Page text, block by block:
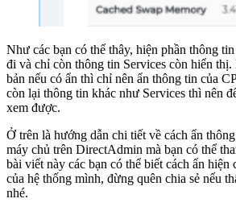
Như các bạn có thể thây, hiện phần thông
đi và chỉ còn thông tin Services còn hiển
bản nếu có ẩn thì chỉ nên ẩn thông tin của
còn lại thông tin khác như Services thì nên
xem được.
Ở trên là hướng dẫn chi tiết về cách ẩn
máy chủ trên DirectAdmin mà bạn có thể
bài viết này các bạn có thể biết cách ẩn hiện
của hệ thống mình, đừng quên chia sẻ nếu
nhé.